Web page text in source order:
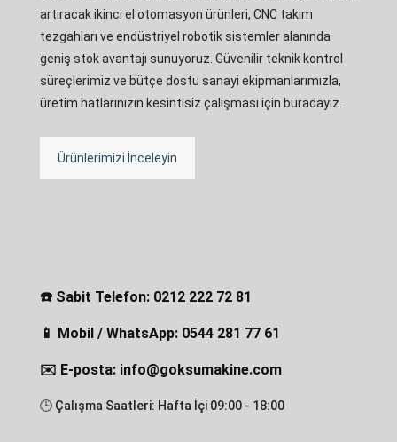
artıracak ikinci el otomasyon ürünleri, CNC takım
tezgahları ve endüstriyel robotik sistemler alanında
geniş stok avantajı sunuyoruz. Güvenilir teknik kontrol
süreçlerimiz ve bütçe dostu sanayi ekipmanlarımızla,
üretim hatlarınızın kesintisiz çalışması için buradayız.
Ürünlerimizi İnceleyin
☎️ Sabit Telefon: 0212 222 72 81
📱 Mobil / WhatsApp: 0544 281 77 61
✉️ E-posta: info@goksumakine.com
🕒 Çalışma Saatleri: Hafta İçi 09:00 - 18:00